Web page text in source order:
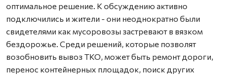
оптимальное решение. К обсуждению активно
подключились и жители - они неоднократно были
свидетелями как мусоровозы застревают в вязком
бездорожье. Среди решений, которые позволят
возобновить вывоз ТКО, может быть ремонт дороги,
перенос контейнерных площадок, поиск других